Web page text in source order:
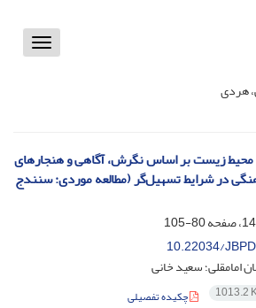
Toggle
هردی
محیط زیست بر اساس نگرش، آگاهی و هنجارهای
در شرایط تسهیل‌گر (مطالعه موردی: سنندج
80-105
10.22034/
امامقلی؛ سعید خانی
1013.2 چکیده تفصیلی